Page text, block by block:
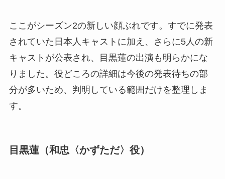
ここがシーズン2の新しい顔ぶれです。すでに発表
されていた日本人キャストに加え、さらに5人の新
キャストが公表され、目黒蓮の出演も明らかにな
りました。役どころの詳細は今後の発表待ちの部
分が多いため、判明している範囲だけを整理しま
す。
目黒蓮（和忠〈かずただ〉役）